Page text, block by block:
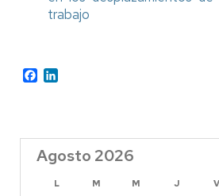
trabajo
Facebook
Agosto 2026
L M M J V